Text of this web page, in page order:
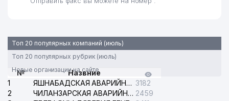
Топ 20 популярных компаний (июль)
Топ 20 популярных рубрик (июль)
Новые организации на сайте
№
Назвние
1
ЯШНАБАДСКАЯ АВАРИЙНАЯ СЛУЖБА ЭЛЕКТРОСЕТИ 3182
2
ЧИЛАНЗАРСКАЯ АВАРИЙНАЯ СЛУЖБА ЭЛЕКТРОСЕТИ 2459